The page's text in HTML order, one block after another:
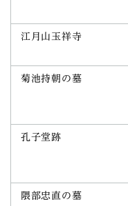
江月山玉祥寺
菊池持朝の墓
孔子堂跡
隈部忠直の墓